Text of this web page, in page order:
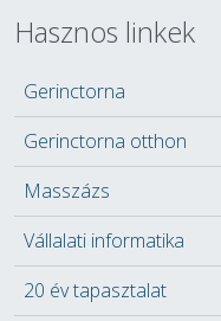
Hasznos linkek
Gerinctorna
Gerinctorna otthon
Masszázs
Vállalati informatika
20 év tapasztalat